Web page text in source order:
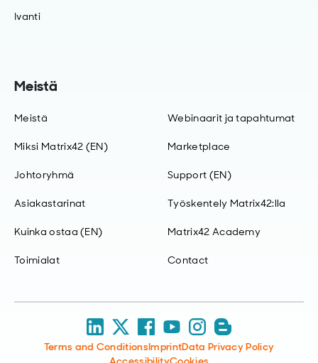
Ivanti
Meistä
Meistä
Miksi Matrix42 (EN)
Johtoryhmä
Asiakastarinat
Kuinka ostaa (EN)
Toimialat
Webinaarit ja tapahtumat
Marketplace
Support (EN)
Työskentely Matrix42:lla
Matrix42 Academy
Contact
Terms and ConditionsImprintData Privacy Policy